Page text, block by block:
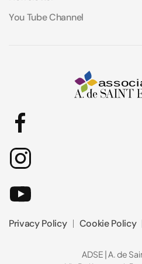
You Tube Channel
Privacy Policy Cookie Policy
ADSE | A. de